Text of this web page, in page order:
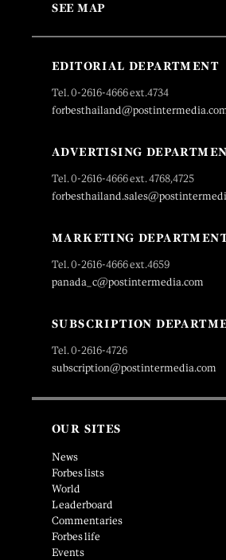
SEE MAP
EDITORIAL DEPARTMENT
Tel. 0-2616-4666 ext.4734
ADVERTISING
Tel. 0-2616-4666 ext. 4768,4725
MARKETING
Tel. 0-2616-4666 ext.4659
panada_c@postintermedia.com
SUBSCRIPTION
Tel. 0-2616-4726
subscription@postintermedia.com
OUR SITES
News
Forbes lists
World
Leaderboard
Commentaries
Forbes life
Events